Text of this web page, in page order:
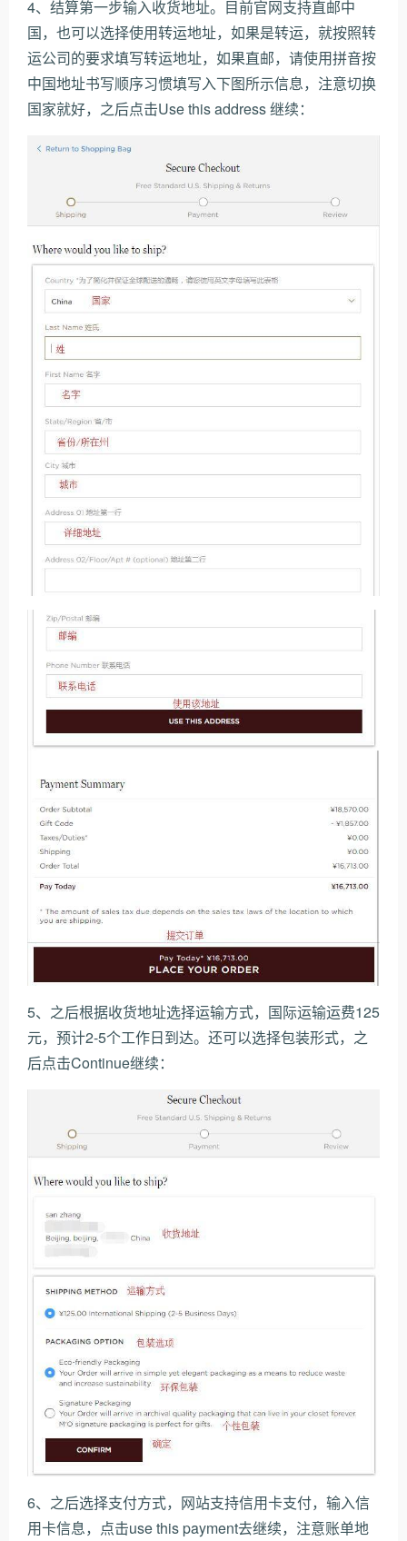
4、结算第一步输入收货地址。目前官网支持直邮中
国，也可以选择使用转运地址，如果是转运，就按照转
运公司的要求填写转运地址，如果直邮，请使用拼音按
中国地址书写顺序习惯填写入下图所示信息，注意切换
国家就好，之后点击Use this address 继续：
5、之后根据收货地址选择运输方式，国际运输运费125
元，预计2-5个工作日到达。还可以选择包装形式，之
后点击Continue继续：
6、之后选择支付方式，网站支持信用卡支付，输入信
用卡信息，点击use this payment去继续，注意账单地